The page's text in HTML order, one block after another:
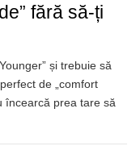
fără să-ți
și trebuie să
de „comfort
încearcă prea tare să